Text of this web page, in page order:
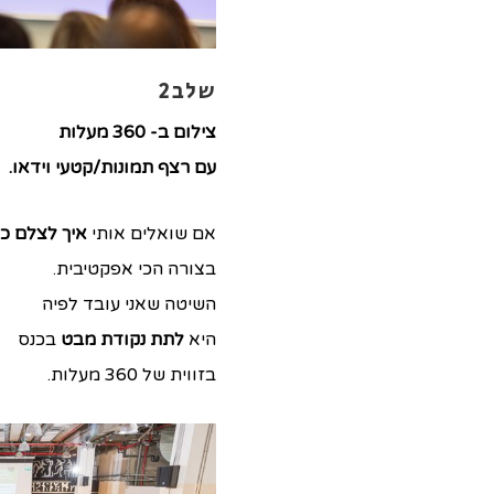
שלב2
צילום ב- 360 מעלות
עם רצף תמונות/קטעי וידאו.
אם שואלים אותי איך לצלם
בצורה הכי אפקטיבית.
השיטה שאני עובד לפיה
היא לתת נקודת מבט בכנס
בזווית של 360 מעלות.